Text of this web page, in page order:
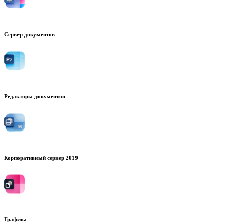
Сервер документов
Редакторы документов
Корпоративный сервер 2019
Графика